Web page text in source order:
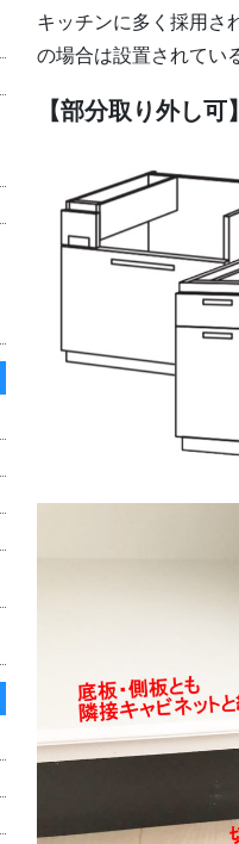
キッチンに多く採用さ
の場合は設置されてい
【部分取り外し可】